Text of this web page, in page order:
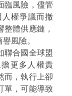
臨風險，儘管
權爭議而撤
體供應鏈，
風險。
聯合國全球盟
更多人權責
而，執行上卻
單，可能導致